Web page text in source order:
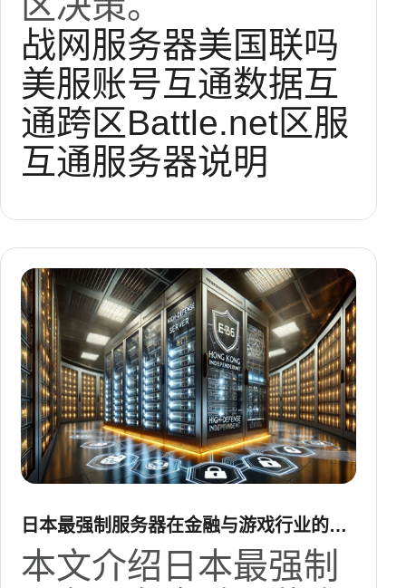
战网服务器美国联吗
美服账号互通数据互
通跨区Battle.net区服
互通服务器说明
日本最强制服务器在金融与游戏行业的典
型应用案例
本文介绍日本最强制